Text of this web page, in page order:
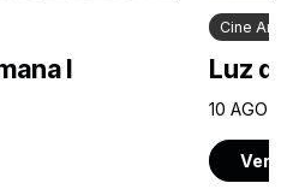
I
Cine Arte
Luz de
10 AGO
Ver